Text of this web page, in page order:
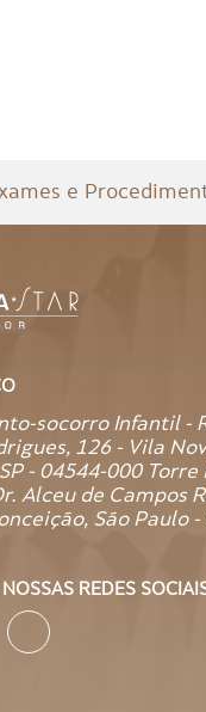
e
socorro Infantil -
126 - Vila
- 04544-000
Alceu de Campos
São Paulo -
REDES